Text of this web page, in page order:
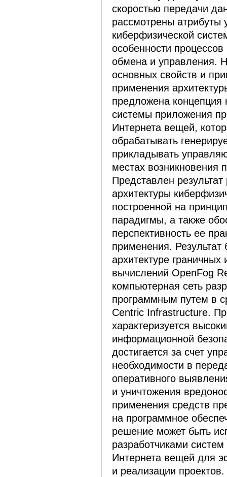
скоростью передачи
рассмотрены атрибуты
киберфизической
особенности
обмена и управления.
основных свойств и
применения
предложена концепция
системы приложения
Интернета вещей,
обрабатывать
прикладывать
местах возникновения
Представлен результат
архитектуры
построенной на
парадигмы, а также
перспективность ее
применения. Результат
архитектуре граничных
вычислений OpenFog
компьютерная сеть
программным путем в
Centric Infrastructure.
характеризуется
информационной
достигается за счет
необходимости в
оперативного
и уничтожения
применения средств
на программное
решение может быть
разработчиками
Интернета вещей для
и реализации проектов.